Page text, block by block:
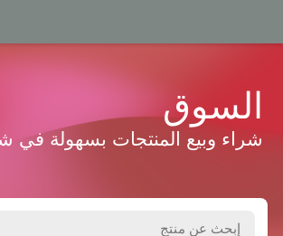
السوق
شراء وبيع المنتجات بسهولة في